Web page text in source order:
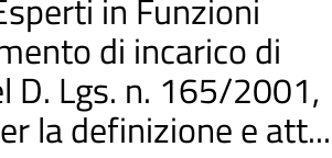
in Funzioni
di incarico di
D. Lgs. n. 165/2001,
la definizione e att...